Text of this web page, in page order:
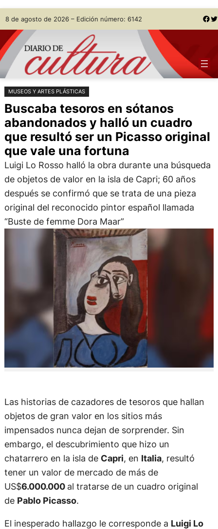
Saltar
al
contenido
Skip
to
content
8 de agosto de 2026 – Edición número: 6142 Facebook Twitter
MUSEOS Y ARTES PLÁSTICAS
Buscaba tesoros en sótanos
abandonados y halló un cuadro
que resultó ser un Picasso original
que vale una fortuna
Luigi Lo Rosso halló la obra durante una búsqueda
de objetos de valor en la isla de Capri; 60 años
después se confirmó que se trata de una pieza
original del reconocido pintor español llamada
“Buste de femme Dora Maar”
Las historias de cazadores de tesoros que hallan
objetos de gran valor en los sitios más
impensados nunca dejan de sorprender. Sin
embargo, el descubrimiento que hizo un
chatarrero en la isla de Capri, en Italia, resultó
tener un valor de mercado de más de
US$6.000.000 al tratarse de un cuadro original
de Pablo Picasso.
El inesperado hallazgo le corresponde a Luigi Lo